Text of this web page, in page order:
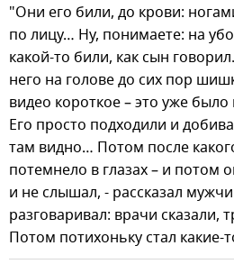
"Они его били, до крови:
по лицу… Ну, понимаете: на
какой-то били, как сын
него на голове до сих пор
видео короткое – это уже было
Его просто подходили и
там видно… Потом после
потемнело в глазах – и потом
и не слышал, - рассказал
разговаривал: врачи сказали,
Потом потихоньку стал какие-